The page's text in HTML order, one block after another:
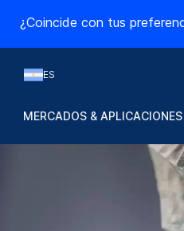
¿Coincide con tus
ES
MERCADOS & APLICACIONES